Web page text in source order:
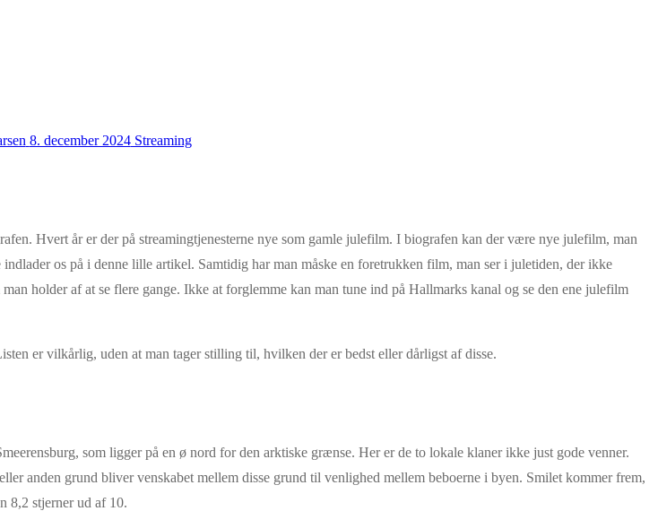
8. december 2024Streaming
Hvert år er der på streamingtjenesterne nye som gamle julefilm. I biografen kan der være nye julefilm, man
os på i denne lille artikel. Samtidig har man måske en foretrukken film, man ser i juletiden, der ikke
holder af at se flere gange. Ikke at forglemme kan man tune ind på Hallmarks kanal og se den ene julefilm
er vilkårlig, uden at man tager stilling til, hvilken der er bedst eller dårligst af disse.
som ligger på en ø nord for den arktiske grænse. Her er de to lokale klaner ikke just gode venner.
anden grund bliver venskabet mellem disse grund til venlighed mellem beboerne i byen. Smilet kommer frem,
8,2 stjerner ud af 10.